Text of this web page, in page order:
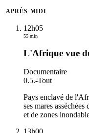
APRÈS-MIDI
12h05
55 min
L'Afrique vue
Documentaire
0.5.-Tout
Pays enclavé de
ses mares
et de zones